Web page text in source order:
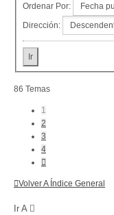
Ordenar Por:
Dirección:
86 Temas
1
2
3
4
Volver A Índice General
Ir A